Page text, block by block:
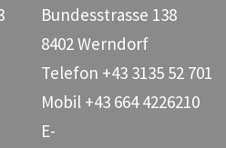
Bundesstrasse 138
8402 Werndorf
Telefon +43 3135 52 701
Mobil +43 664 4226210
E-